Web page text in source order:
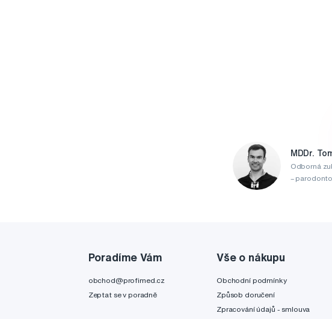
MDDr.
Odborná
–
Poradíme Vám
obchod@profimed.cz
Zeptat se v poradně
Vše o nákupu
Obchodní podmínky
Způsob doručení
Zpracování údajů - smlouva